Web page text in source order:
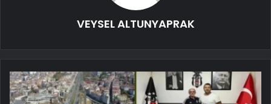
VEYSEL ALTUNYAPRAK